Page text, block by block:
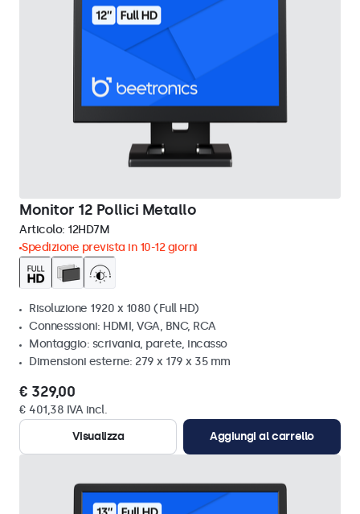
Monitor 12 Pollici Metallo
Articolo: 12HD7M
Spedizione prevista in 10-12 giorni
Risoluzione 1920 x 1080 (Full HD)
Connesssioni: HDMI, VGA, BNC, RCA
Montaggio: scrivania, parete, incasso
Dimensioni esterne: 279 x 179 x 35 mm
€ 329,00
€ 401,38 IVA incl.
Visualizza
Aggiungi al carrello